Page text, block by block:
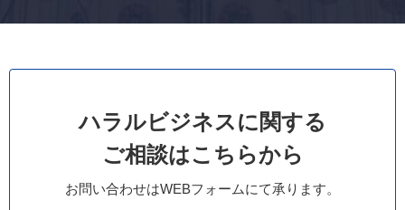
ハラルビジネスに関する
ご相談はこちらから
お問い合わせはWEBフォームにて承ります。